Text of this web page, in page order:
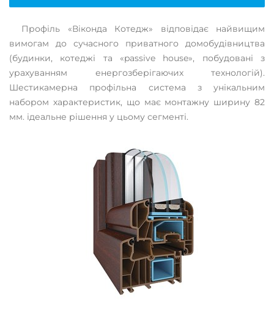
Профіль «Віконда Котедж» відповідає найвищим
вимогам до сучасного приватного домобудівництва
(будинки, котеджі та «passive house», побудовані з
урахуванням енергозберігаючих технологій).
Шестикамерна профільна система з унікальним
набором характеристик, що має монтажну ширину 82
мм. ідеальне рішення у цьому сегменті.